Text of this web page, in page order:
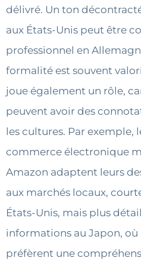
délivré. Un ton
aux États-Unis peut être
professionnel en
formalité est souvent
joue également un rôle,
peuvent avoir des
les cultures. Par exemple,
commerce électronique
Amazon adaptent leurs
aux marchés locaux,
États-Unis, mais plus
informations au Japon,
préfèrent une